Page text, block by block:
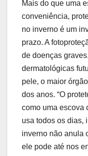
Mais do que uma
conveniência,
no inverno é um
prazo. A
de doenças
dermatológicas
pele, o maior
dos anos. “O
como uma escova
usa todos os dias,
inverno não anula
ele pode até nos